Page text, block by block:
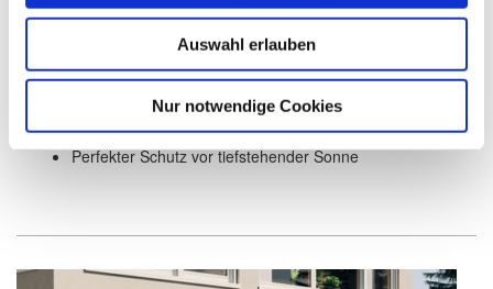
Auswahl erlauben
Nur notwendige Cookies
Senkrecht absenkbares Volant-Rollo im Ausfallprofil
Antrieb durch Kurbel oder Motor
Komfortable Bedienung durch WMS Komfort-Steuerung
Perfekter Schutz vor tiefstehender Sonne